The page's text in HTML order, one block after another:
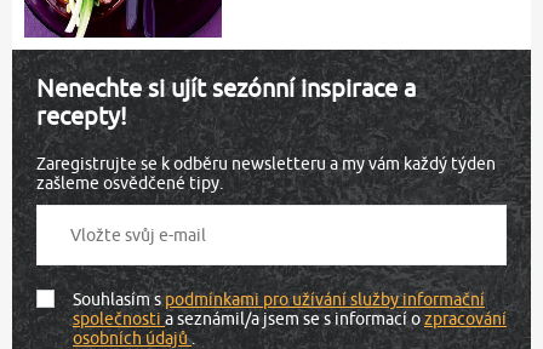
Nenechte si ujít sezónní inspirace a
recepty!
Zaregistrujte se k odběru newsletteru a my vám každý týden
zašleme osvědčené tipy.
Souhlasím spodmínkami pro užívání služby informační
společnostia seznámil/a jsem se s informací ozpracování
osobních údajů.